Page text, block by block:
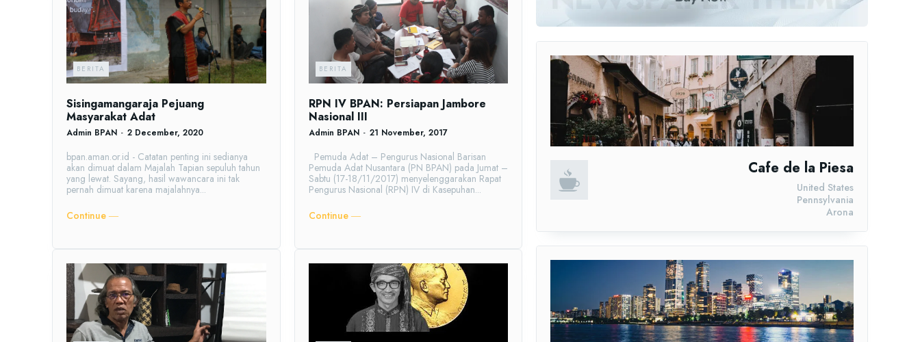
BERITA
Sisingamangaraja Pejuang
Masyarakat Adat
Admin BPAN - 2 December, 2020
bpan.aman.or.id - Catatan penting ini sedianya
akan dimuat dalam Majalah Tapian sepuluh tahun
yang lewat. Sayang, hasil wawancara ini tak
pernah dimuat karena majalahnya...
Continue ―
BERITA
RPN IV BPAN: Persiapan Jambore
Nasional III
Admin BPAN - 21 November, 2017
Pemuda Adat Nusantara (PN BPAN) pada Jumat –
Sabtu (17-18/11/2017) menyelenggarakan Rapat
Pengurus Nasional (RPN) IV di Kasepuhan...
Continue ―
Cafe de la Piesa
Arona
Pennsylvania
United States